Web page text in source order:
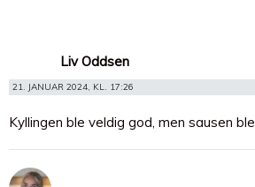
Liv Oddsen
21. JANUAR 2024, KL. 17:26
Kyllingen ble veldig god, men sausen